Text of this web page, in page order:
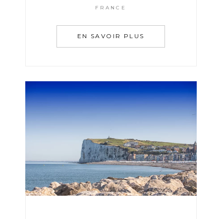
FRANCE
EN SAVOIR PLUS